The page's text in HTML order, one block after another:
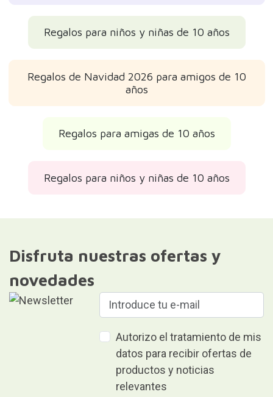
Regalos para niños y niñas de 10 años
Regalos de Navidad 2026 para amigos de 10
años
Regalos para amigas de 10 años
Regalos para niños y niñas de 10 años
Disfruta nuestras ofertas y
novedades
Autorizo el tratamiento de mis
datos para recibir ofertas de
productos y noticias
relevantes